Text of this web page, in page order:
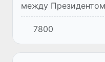
между
Шавкатом
Республики
Рахмоном.
7800